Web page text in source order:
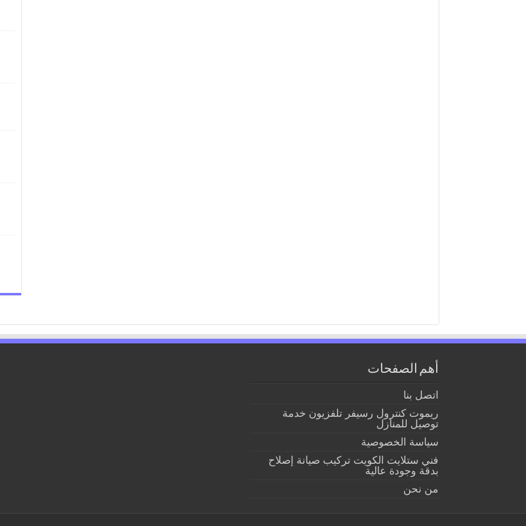
أهم الصفحات
اتصل بنا
ريموت كنترول رسيفر تلفزيون خدمة
توصيل للمنازل
سياسة الخصوصية
فني ستلايت الكويت تركيب صيانة إصلاح
بدقة وجودة عالية
من نحن